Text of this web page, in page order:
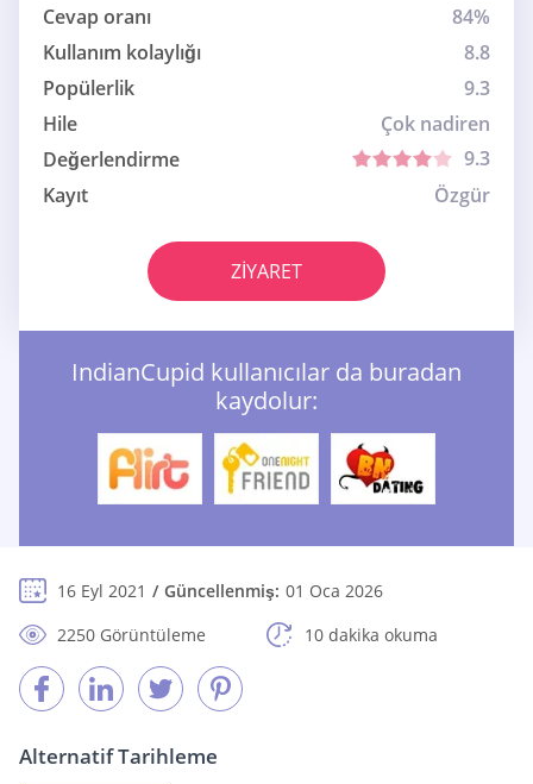
Cevap oranı
84%
Kullanım kolaylığı
8.8
Popülerlik
9.3
Hile
Çok nadiren
Değerlendirme
9.3
Kayıt
Özgür
ZIYARET
IndianCupid kullanıcılar da buradan
kaydolur:
16 Eyl 2021 Güncellenmiş: 01 Oca 2026
2250 Görüntüleme
10 dakika okuma
Alternatif Tarihleme